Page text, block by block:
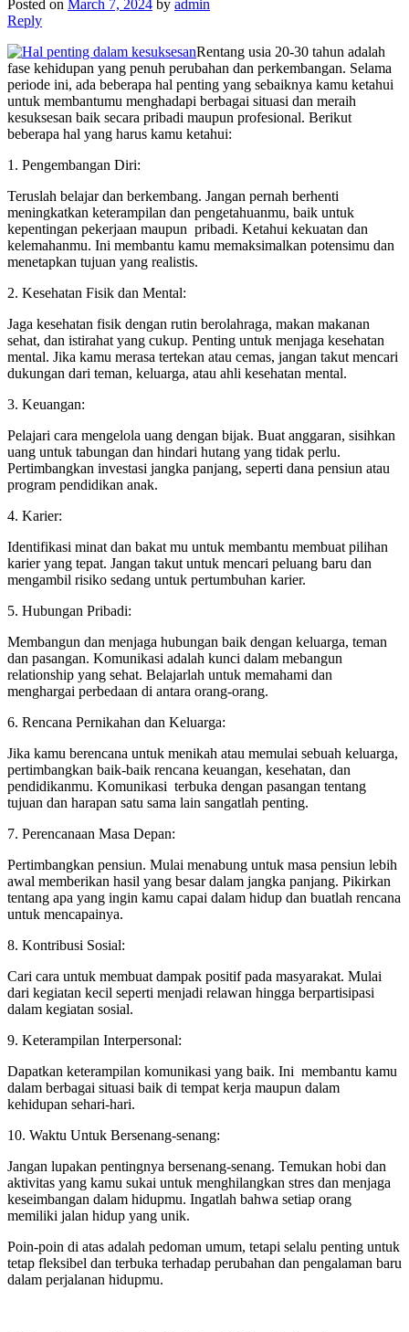
Posted on March 7, 2024 by admin
Reply
Rentang usia 20-30 tahun adalah
fase kehidupan yang penuh perubahan dan perkembangan. Selama
periode ini, ada beberapa hal penting yang sebaiknya kamu ketahui
untuk membantumu menghadapi berbagai situasi dan meraih
kesuksesan baik secara pribadi maupun profesional. Berikut
beberapa hal yang harus kamu ketahui:
1. Pengembangan Diri:
Teruslah belajar dan berkembang. Jangan pernah berhenti
meningkatkan keterampilan dan pengetahuanmu, baik untuk
kepentingan pekerjaan maupun pribadi. Ketahui kekuatan dan
kelemahanmu. Ini membantu kamu memaksimalkan potensimu dan
menetapkan tujuan yang realistis.
2. Kesehatan Fisik dan Mental:
Jaga kesehatan fisik dengan rutin berolahraga, makan makanan
sehat, dan istirahat yang cukup. Penting untuk menjaga kesehatan
mental. Jika kamu merasa tertekan atau cemas, jangan takut mencari
dukungan dari teman, keluarga, atau ahli kesehatan mental.
3. Keuangan:
Pelajari cara mengelola uang dengan bijak. Buat anggaran, sisihkan
uang untuk tabungan dan hindari hutang yang tidak perlu.
Pertimbangkan investasi jangka panjang, seperti dana pensiun atau
program pendidikan anak.
4. Karier:
Identifikasi minat dan bakat mu untuk membantu membuat pilihan
karier yang tepat. Jangan takut untuk mencari peluang baru dan
mengambil risiko sedang untuk pertumbuhan karier.
5. Hubungan Pribadi:
Membangun dan menjaga hubungan baik dengan keluarga, teman
dan pasangan. Komunikasi adalah kunci dalam mebangun
relationship yang sehat. Belajarlah untuk memahami dan
menghargai perbedaan di antara orang-orang.
6. Rencana Pernikahan dan Keluarga:
Jika kamu berencana untuk menikah atau memulai sebuah keluarga,
pertimbangkan baik-baik rencana keuangan, kesehatan, dan
pendidikanmu. Komunikasi terbuka dengan pasangan tentang
tujuan dan harapan satu sama lain sangatlah penting.
7. Perencanaan Masa Depan:
Pertimbangkan pensiun. Mulai menabung untuk masa pensiun lebih
awal memberikan hasil yang besar dalam jangka panjang. Pikirkan
tentang apa yang ingin kamu capai dalam hidup dan buatlah rencana
untuk mencapainya.
8. Kontribusi Sosial:
Cari cara untuk membuat dampak positif pada masyarakat. Mulai
dari kegiatan kecil seperti menjadi relawan hingga berpartisipasi
dalam kegiatan sosial.
9. Keterampilan Interpersonal:
Dapatkan keterampilan komunikasi yang baik. Ini membantu kamu
dalam berbagai situasi baik di tempat kerja maupun dalam
kehidupan sehari-hari.
10. Waktu Untuk Bersenang-senang:
Jangan lupakan pentingnya bersenang-senang. Temukan hobi dan
aktivitas yang kamu sukai untuk menghilangkan stres dan menjaga
keseimbangan dalam hidupmu. Ingatlah bahwa setiap orang
memiliki jalan hidup yang unik.
Poin-poin di atas adalah pedoman umum, tetapi selalu penting untuk
tetap fleksibel dan terbuka terhadap perubahan dan pengalaman baru
dalam perjalanan hidupmu.